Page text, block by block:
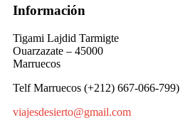
Información
Tigami Lajdid Tarmigte
Ouarzazate – 45000
Marruecos
Telf Marruecos (+212) 667-066-799)
viajesdesierto@gmail.com